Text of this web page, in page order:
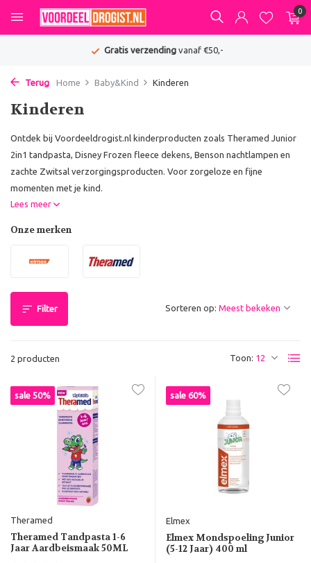
0
Gratis verzendingvanaf €50,-
Terug Home Baby&Kind Kinderen
Kinderen
Ontdek bij Voordeeldrogist.nl kinderproducten zoals Theramed Junior
2in1 tandpasta, Disney Frozen fleece dekens, Benson nachtlampen en
zachte Zwitsal verzorgingsproducten. Voor zorgeloze en fijne
momenten met je kind.
Lees meer
Onze merken
Filter
2 producten Toon:
Sorteren op:
sale 50%
Theramed
Theramed Tandpasta 1-6
Jaar Aardbeismaak 50ML
sale 60%
Elmex
Elmex Mondspoeling Junior
(5-12 Jaar) 400 ml